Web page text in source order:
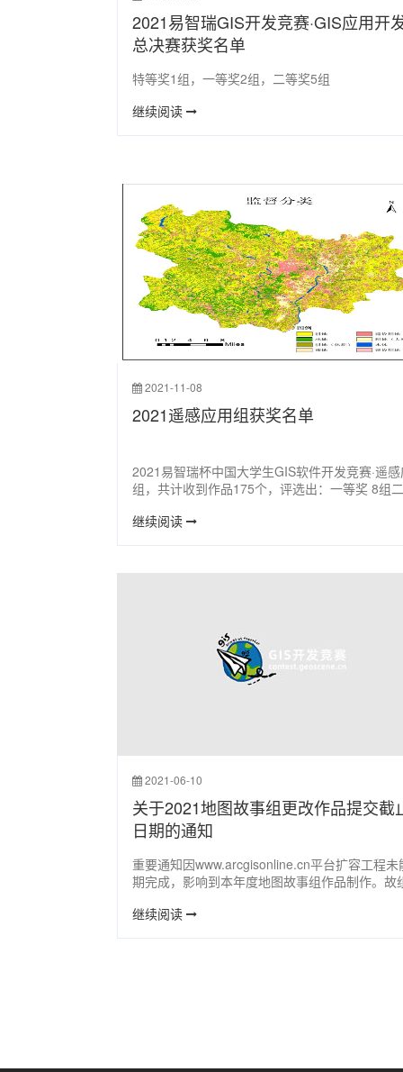
2021易智瑞GIS开发竞赛·GIS应用开
总决赛获奖名单
特等奖1组，一等奖2组，二等奖5组
继续阅读
2021-11-08
2021遥感应用组获奖名单
2021易智瑞杯中国大学生GIS软件开发竞赛·遥
组，共计收到作品175个，评选出：一等奖 8组
细获奖名单如下：全体获奖列表一等奖获奖详细
继续阅读
2021-06-10
关于2021地图故事组更改作品提交截
日期的通知
重要通知因www.arcgisonline.cn平台扩容工程未
期完成，影响到本年度地图故事组作品制作。故
2021年9月23日。网站相应部分内容会相应做出
继续阅读